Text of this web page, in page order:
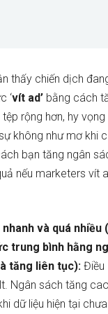
thấy chiến dịch
‘vít ad’ bằng cách
rộng hơn, hy vọng
không như mơ khi
bạn tăng ngân
nếu marketers vít
và quá nhiều
trung bình hằng
tăng liên tục): Điều
Ngân sách tăng
dữ liệu hiện tại